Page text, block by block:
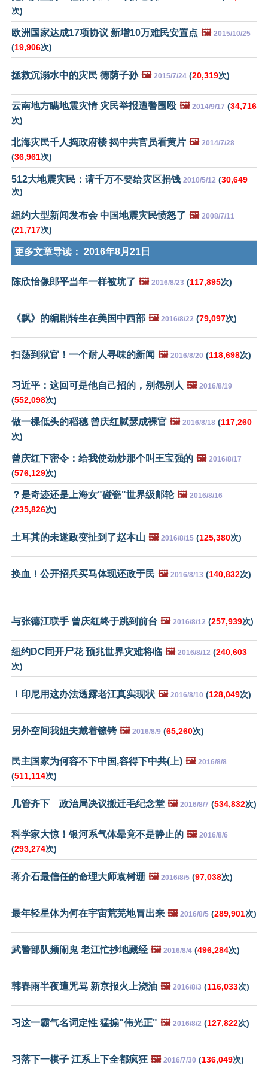
次)
欧洲国家达成17项协议 新增10万难民安置点 🖼️ 2015/10/25
(19,906次)
拯救沉溺水中的灾民 德荫子孙 🖼️ 2015/7/24 (20,319次)
云南地方瞒地震灾情 灾民​​举报遭警围殴 🖼️ 2014/9/17 (34,716
次)
北海灾民千人捣政府楼 揭中共官员看黄片 🖼️ 2014/7/28
(36,961次)
512大地震灾民：请千万不要给灾区捐钱 2010/5/12 (30,649
次)
纽约大型新闻发布会 中国地震灾民愤怒了 🖼️ 2008/7/11
(21,717次)
更多文章导读： 2016年8月21日
陈欣怡像郎平当年一样被坑了 🖼️ 2016/8/23 (117,895次)
《飘》的编剧转生在美国中西部 🖼️ 2016/8/22 (79,097次)
扫荡到狱官！一个耐人寻味的新闻 🖼️ 2016/8/20 (118,698次)
习近平：这回可是他自己招的，别怨别人 🖼️ 2016/8/19
(552,098次)
做一棵低头的稻穗 曾庆红脦瑟成裸官 🖼️ 2016/8/18 (117,260
次)
曾庆红下密令：给我使劲炒那个叫王宝强的 🖼️ 2016/8/17
(576,129次)
？是奇迹还是上海女"碰瓷"世界级邮轮 🖼️ 2016/8/16
(235,826次)
土耳其的未遂政变扯到了赵本山 🖼️ 2016/8/15 (125,380次)
换血！公开招兵买马体现还政于民 🖼️ 2016/8/13 (140,832次)
与张德江联手 曾庆红终于跳到前台 🖼️ 2016/8/12 (257,939次)
纽约DC同开尸花 预兆世界灾难将临 🖼️ 2016/8/12 (240,603
次)
！印尼用这办法透露老江真实现状 🖼️ 2016/8/10 (128,049次)
另外空间我姐夫戴着镣铐 🖼️ 2016/8/9 (65,260次)
民主国家为何容不下中国,容得下中共(上) 🖼️ 2016/8/8
(511,114次)
几管齐下 政治局决议搬迁毛纪念堂 🖼️ 2016/8/7 (534,832次)
科学家大惊！银河系气体晕竟不是静止的 🖼️ 2016/8/6
(293,274次)
蒋介石最信任的命理大师袁树珊 🖼️ 2016/8/5 (97,038次)
最年轻星体为何在宇宙荒芜地冒出来 🖼️ 2016/8/5 (289,901次)
武警部队频闹鬼 老江忙抄地藏经 🖼️ 2016/8/4 (496,284次)
韩春雨半夜遭咒骂 新京报火上浇油 🖼️ 2016/8/3 (116,033次)
习这一霸气名词定性 猛搧"伟光正" 🖼️ 2016/8/2 (127,822次)
习落下一棋子 江系上下全都疯狂 🖼️ 2016/7/30 (136,049次)